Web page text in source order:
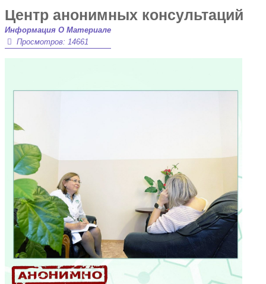
Центр анонимных консультаций
Информация О Материале
Просмотров: 14661